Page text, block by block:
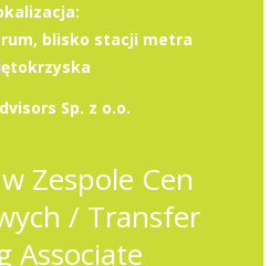
blisko stacji metra
Sp. z o.o.
Zespole Cen
/ Transfer
Associate